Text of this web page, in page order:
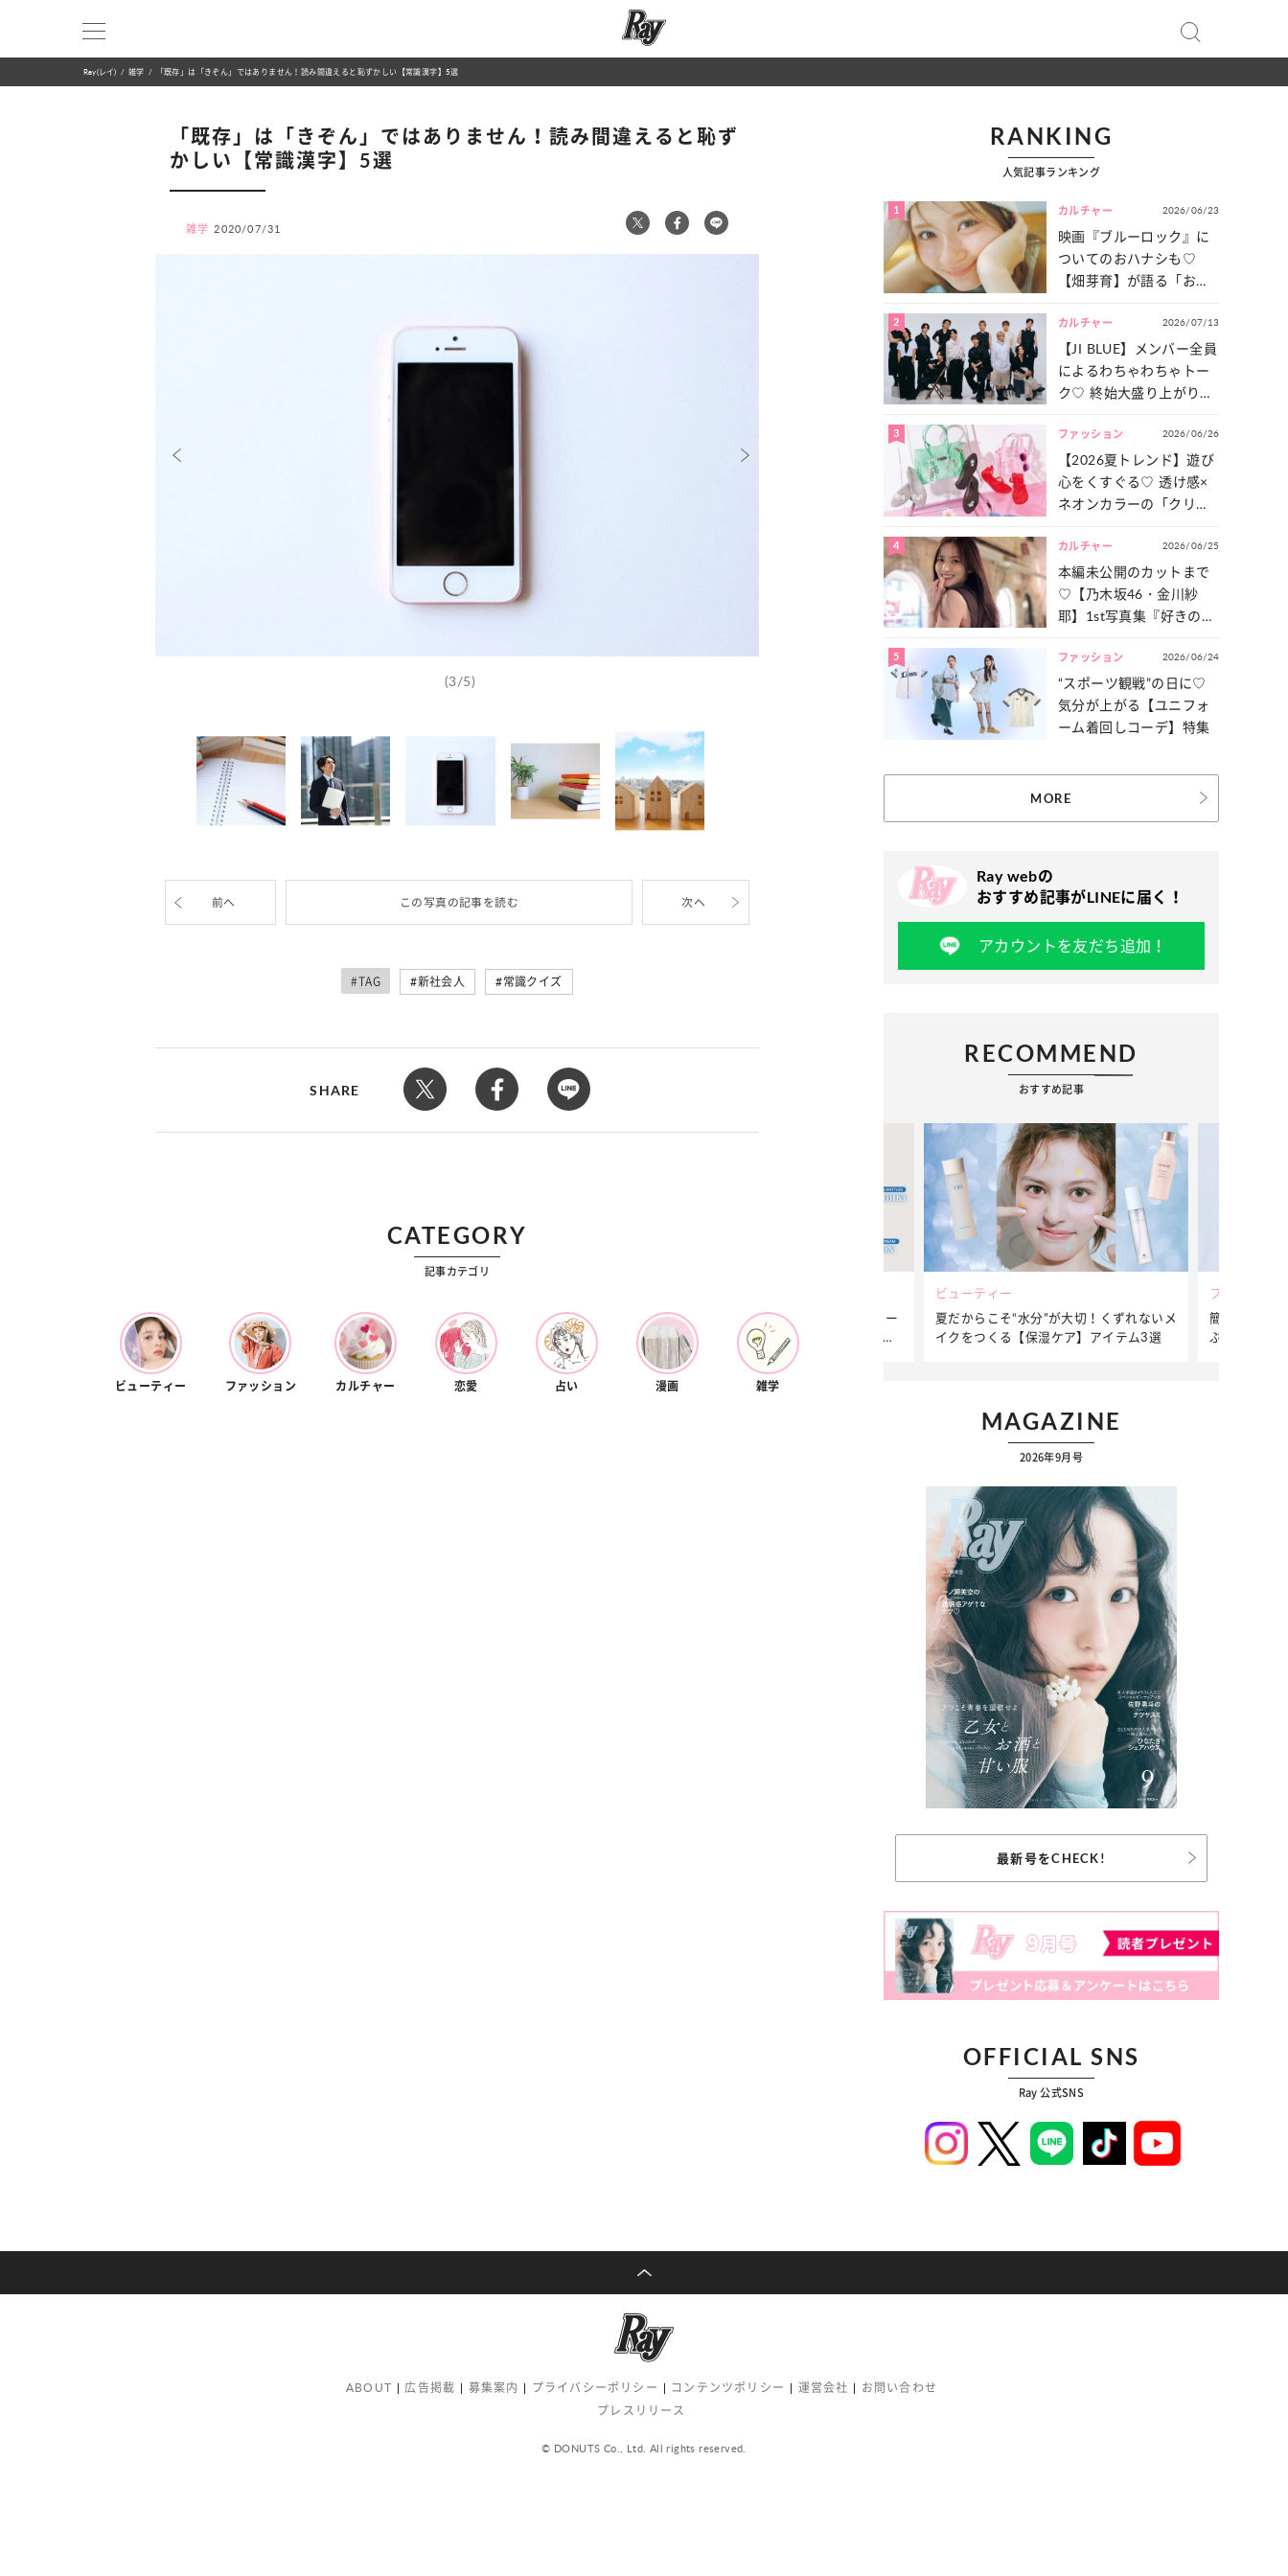
Ray(レイ) 雑学 「既存」は「きぞん」ではありません！読み間違えると恥ずかしい【常識漢字】5選
「既存」は「きぞん」ではありません！読み間違えると恥ず
かしい【常識漢字】5選
雑学 2020/07/31
(3/5)
前へ この写真の記事を読む 次へ
#TAG 新社会人 常識クイズ
SHARE
RANKING
人気記事ランキング
1 カルチャー 2026/06/23
映画『ブルーロック』に
ついてのおハナシも♡
【畑芽育】が語る「お仕
は？
2 カルチャー 2026/07/13
【JI BLUE】メンバー全員
によるわちゃわちゃトー
ク♡ 終始大盛り上がりだ
一気見せ！
3 ファッション 2026/06/26
【2026夏トレンド】遊び
心をくすぐる♡ 透け感×
ネオンカラーの「クリア
4 カルチャー 2026/06/25
本編未公開のカットまで
♡【乃木坂46・金川紗
耶】1st写真集『好きのグ
たっぷりとお届け！
5 ファッション 2026/06/24
“スポーツ観戦”の日に♡
気分が上がる【ユニフォ
ーム着回しコーデ】特集
MORE
Ray webの
おすすめ記事がLINEに届く！
アカウントを友だち追加！
RECOMMEND
おすすめ記事
“憧れワンピ”を着るきっかけに♡ おしゃ
れ女子が夢中な「ヌン活」の楽しみ方
【12星座別】今月の恋愛運♡ 7月23日～
8月20日の運勢は？
【Dリーグ】Ray世代注目のプロダンサー
集団♡ 各チームを彩る「イケメンダンサ
ー」特集
ビューティー
夏だからこそ“水分”が大切！くずれないメ
イクをつくる【保湿ケア】アイテム3選
ファッション
簡単アレン
ぷりの【そ
MAGAZINE
2026年9月号
最新号をCHECK!
OFFICIAL SNS
Ray 公式SNS
CATEGORY
記事カテゴリ
ビューティー ファッション カルチャー 恋愛 占い 漫画 雑学
ABOUT 広告掲載 募集案内 プライバシーポリシー コンテンツポリシー 運営会社
お問い合わせ
プレスリリース
© DONUTS Co., Ltd. All rights reserved.